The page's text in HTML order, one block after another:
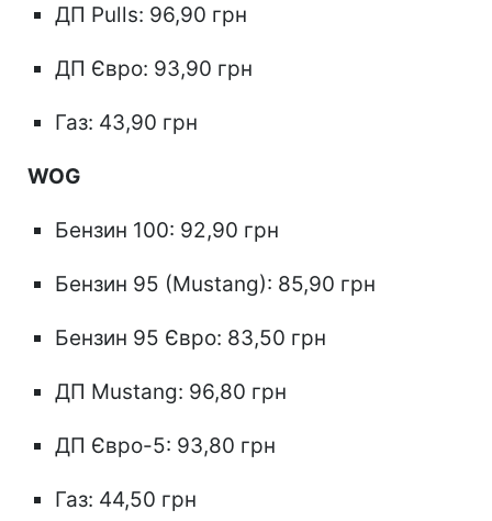
ДП Pulls: 96,90 грн
ДП Євро: 93,90 грн
Газ: 43,90 грн
WOG
Бензин 100: 92,90 грн
Бензин 95 (Mustang): 85,90 грн
Бензин 95 Євро: 83,50 грн
ДП Mustang: 96,80 грн
ДП Євро-5: 93,80 грн
Газ: 44,50 грн